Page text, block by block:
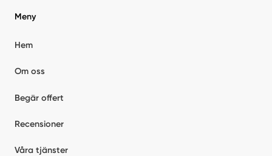
Meny
Hem
Om oss
Begär offert
Recensioner
Våra tjänster